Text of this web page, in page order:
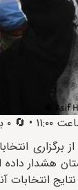
برگزاری
هشدار داده
انتخابات